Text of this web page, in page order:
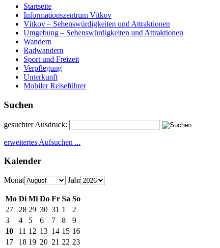
Startseite
Informationszentrum Vítkov
Vítkov – Sehenswürdigkeiten und Attraktionen
Umgebung – Sehenswürdigkeiten und Attraktionen
Wandern
Radwandern
Sport und Freizeit
Verpflegung
Unterkunft
Mobiler Reiseführer
Suchen
gesuchter Ausdruck:
erweitertes Aufsuchen ...
Kalender
Monat Jahr
Mo Di Mi Do Fr Sa So
27
28 29 30 31 1
2
3
4 5 6 7 8
9
10
11 12 13 14 15 16
17
18 19 20 21 22 23